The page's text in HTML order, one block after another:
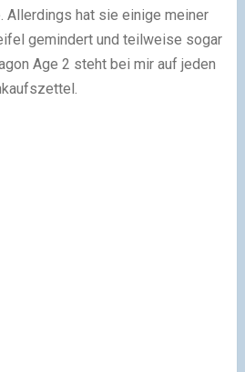
Allerdings hat sie einige meiner
gemindert und teilweise sogar
Age 2 steht bei mir auf jeden